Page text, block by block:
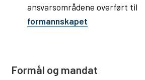
ansvarsområdene overført til
formannskapet
Formål og mandat